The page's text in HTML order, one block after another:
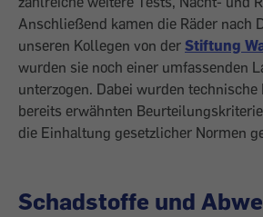
Anschließend kamen die Räder nach
unseren Kollegen von der Stiftung
wurden sie noch einer umfassenden
unterzogen. Dabei wurden
bereits erwähnten
die Einhaltung gesetzlicher Normen
Schadstoffe und